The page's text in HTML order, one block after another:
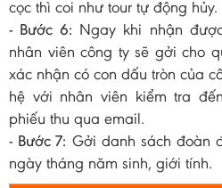
cọc thì coi như tour tự động hủy.
- Bước 6: Ngay khi nhận
nhân viên công ty sẽ gởi cho
xác nhận có con dấu tròn của
hệ với nhân viên kiểm tra
phiếu thu qua email.
- Bước 7: Gởi danh sách đoàn
ngày tháng năm sinh, giới tính.